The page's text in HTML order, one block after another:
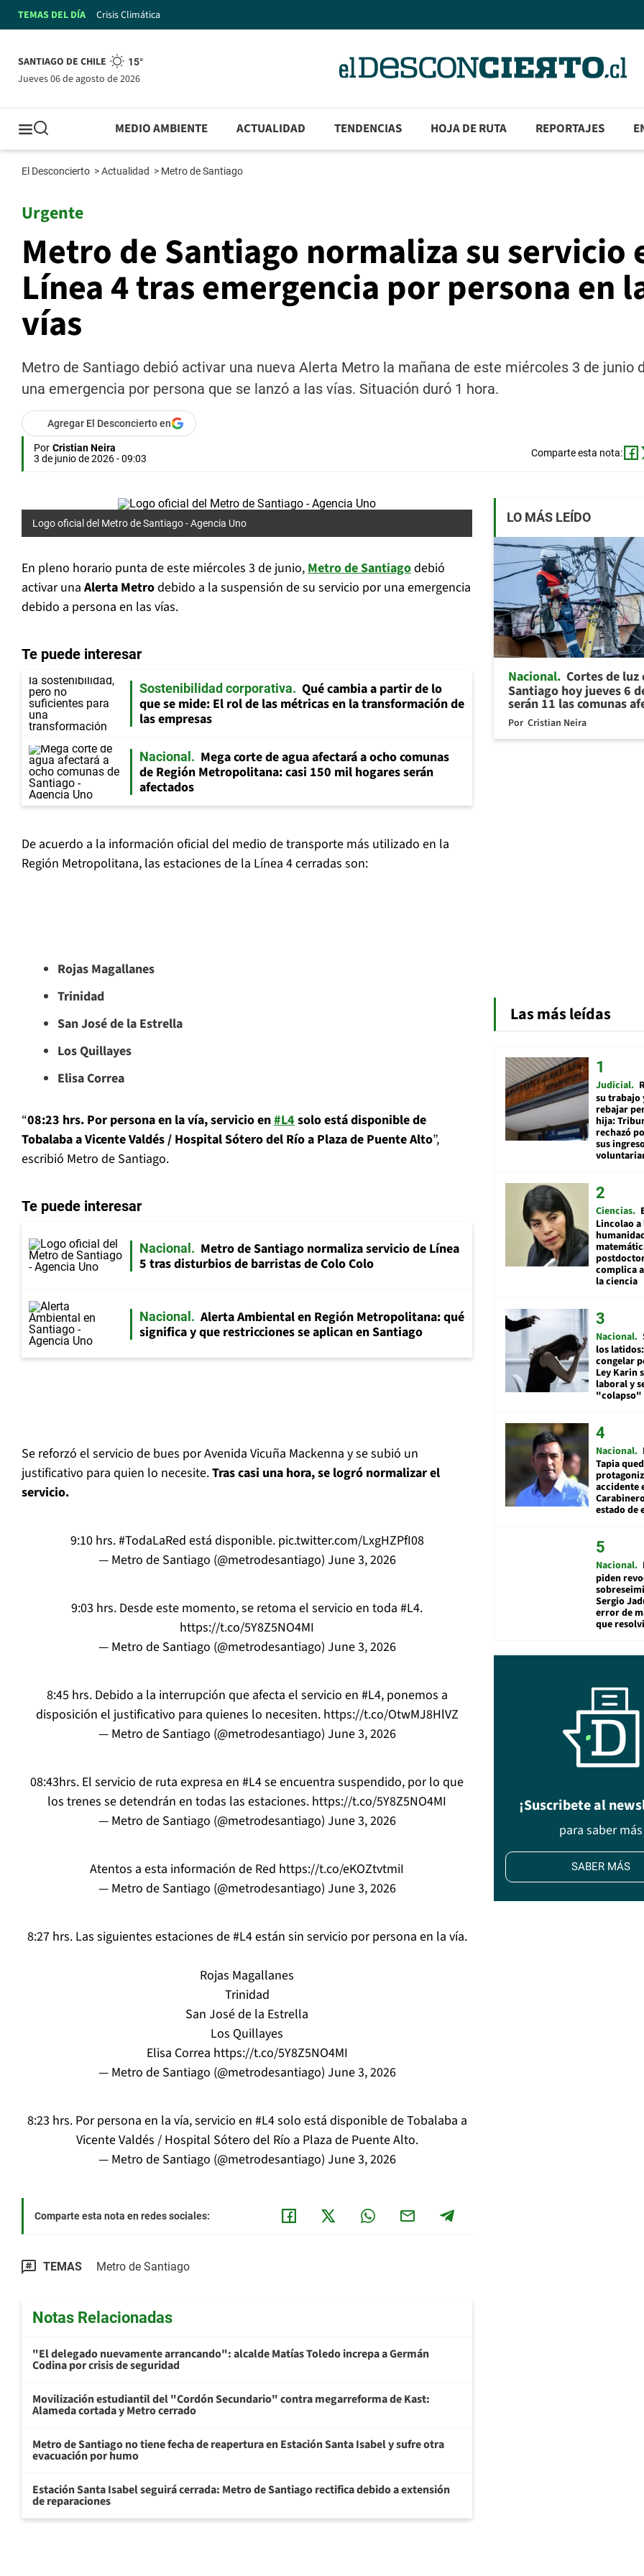
TEMAS DEL DÍA Crisis Climática
SANTIAGO DE CHILE 15°
jueves 06 de agosto de 2026
MEDIO AMBIENTE ACTUALIDAD TENDENCIAS HOJA DE RUTA REPORTAJES
El Desconcierto >Actualidad > Metro de Santiago
Urgente
Metro de Santiago normaliza su servicio
Línea 4 tras emergencia por persona en
vías
Metro de Santiago debió activar una nueva Alerta Metro la mañana de este miércoles 3 de junio
una emergencia por persona que se lanzó a las vías. Situación duró 1 hora.
Agregar El Desconcierto en
Por Cristian Neira
3 de junio de 2026 - 09:03
Comparte esta nota:
Logo oficial del Metro de Santiago - Agencia Uno
En pleno horario punta de este miércoles 3 de junio,Metro de Santiagodebió
activar una Alerta Metrodebido a la suspensión de su servicio por una emergencia
debido a persona en las vías.
Te puede interesar
Sostenibilidad corporativa
Qué cambia a partir de lo
que se mide: El rol de las métricas en la transformación de
las empresas
Nacional
Mega corte de agua afectará a ocho comunas
de Región Metropolitana: casi 150 mil hogares serán
afectados
De acuerdo a la información oficial del medio de transporte más utilizado en la
Región Metropolitana, las estaciones de la Línea 4 cerradas son:
Rojas Magallanes
Trinidad
San José de la Estrella
Los Quillayes
Elisa Correa
“08:23 hrs. Por persona en la vía, servicio en#L4solo está disponible de
Tobalaba a Vicente Valdés / Hospital Sótero del Río a Plaza de Puente Alto”,
escribió Metro de Santiago.
Te puede interesar
Nacional
Metro de Santiago normaliza servicio de Línea
5 tras disturbios de barristas de Colo Colo
Nacional
Alerta Ambiental en Región Metropolitana: qué
significa y que restricciones se aplican en Santiago
Se reforzó el servicio de bues por Avenida Vicuña Mackenna y se subió un
justificativo para quien lo necesite.Tras casi una hora, se logró normalizar el
servicio.
9:10 hrs.#TodaLaRed está disponible. pic.twitter.com/LxgHZPfI08
— Metro de Santiago (@metrodesantiago) June 3, 2026
9:03 hrs. Desde este momento, se retoma el servicio en toda #L4.
https://t.co/5Y8Z5NO4MI
— Metro de Santiago (@metrodesantiago) June 3, 2026
8:45 hrs. Debido a la interrupción que afecta el servicio en #L4, ponemos a
disposición el justificativo para quienes lo necesiten. https://t.co/OtwMJ8HlVZ
— Metro de Santiago (@metrodesantiago) June 3, 2026
08:43hrs. El servicio de ruta expresa en #L4se encuentra suspendido, por lo que
los trenes se detendrán en todas las estaciones. https://t.co/5Y8Z5NO4MI
— Metro de Santiago (@metrodesantiago) June 3, 2026
Atentos a esta información de Red https://t.co/eKOZtvtmiI
— Metro de Santiago (@metrodesantiago) June 3, 2026
8:27 hrs. Las siguientes estaciones de#L4están sin servicio por persona en la vía.
Rojas Magallanes
Trinidad
San José de la Estrella
Los Quillayes
Elisa Correa https://t.co/5Y8Z5NO4MI
— Metro de Santiago (@metrodesantiago) June 3, 2026
8:23 hrs. Por persona en la vía, servicio en #L4solo está disponible de Tobalaba a
Vicente Valdés / Hospital Sótero del Río a Plaza de Puente Alto.
— Metro de Santiago (@metrodesantiago) June 3, 2026
Comparte esta nota en redes sociales:
TEMAS Metro de Santiago
Notas Relacionadas
"El delegado nuevamente arrancando": alcalde Matías Toledo increpa a Germán
Codina por crisis de seguridad
Movilización estudiantil del "Cordón Secundario" contra megarreforma de Kast:
Alameda cortada y Metro cerrado
Metro de Santiago no tiene fecha de reapertura en Estación Santa Isabel y sufre otra
evacuación por humo
Estación Santa Isabel seguirá cerrada: Metro de Santiago rectifica debido a extensión
de reparaciones
LO MÁS LEÍDO
Nacional Cortes de luz
Santiago hoy jueves 6
serán 11 las comunas
Por Cristian Neira
Las más leídas
Judicial
su trabajo
rebajar
hija:
rechazó
sus
Ciencias
Lincolao a
complica
la ciencia
Nacional
los
congelar
Ley Karin
laboral y
"colapso"
Nacional
Tapia
accidente
estado de
Nacional
piden
Sergio
error de
que
¡Suscribete al
para saber más
SABER MÁS